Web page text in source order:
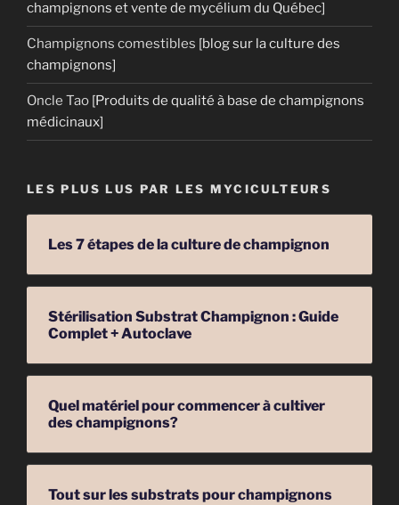
champignons et vente de mycélium du Québec]
Champignons comestibles [blog sur la culture des
champignons]
Oncle Tao [Produits de qualité à base de champignons
médicinaux]
LES PLUS LUS PAR LES MYCICULTEURS
Les 7 étapes de la culture de champignon
Stérilisation Substrat Champignon : Guide
Complet + Autoclave
Quel matériel pour commencer à cultiver
des champignons?
Tout sur les substrats pour champignons